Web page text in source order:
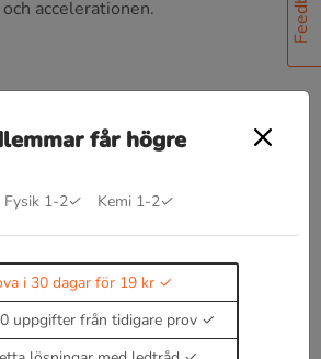
accelerationen.
och accelerationen.
gäller
får högre
Fysik 1-2✓ Kemi 1-2✓
i 30 dagar för 19 kr
uppgifter från tidigare prov